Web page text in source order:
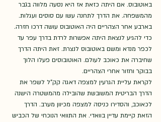
באוטובוס. אם היתה כזאת אז היא נסעה מלווה בגבר
מהמשפחה. את הדרך לתחנה עשו עם סוסים ועגלות.
בארבע אחר הצהריים היה האוטובוס עושה דרכו חזרה.
כדי להגיע לנצאת היתה אפשרות לרדת בדרך עפר עד
לכפר מנדא ומשם באוטובוס לנצרת. זאת היתה הדרך
שחיברה את כאוכב לעולם. האוטובוסים פעלו הלוך
בבוקר וחזור אחרי הצהריים.
לקראת עליית הגרעין למצפה דאגה קק"ל לשפר את
הדרך הבריטית המשובשת שהובילה מהמשטרה הישנה
לכאוכב, והסדירו כניסה למצפה מכיוון מערב. הדרך
הזאת קיימת עדיין בוואדי. את התוואי הנוכחי של הכביש